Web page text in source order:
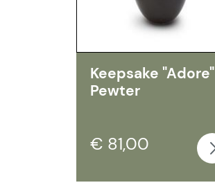
Keepsake "Adore"
Pewter
€ 81,00